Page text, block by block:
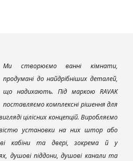
Ми створюємо ванні кімнати,
продумані до найдрібніших деталей,
що надихають. Під маркою RAVAK
поставляємо комплексні рішення для
цілісних концепцій. Виробляємо
установки на них штор або
кабіни та двері, зокрема й у
душові піддони, душові канали та